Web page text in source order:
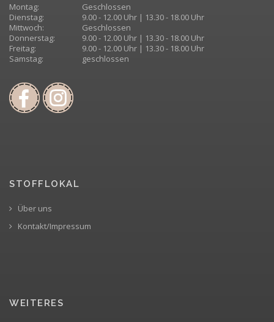
Montag:
Geschlossen
Dienstag:
9.00 - 12.00 Uhr | 13.30 - 18.00 Uhr
Mittwoch:
Geschlossen
Donnerstag:
9.00 - 12.00 Uhr | 13.30 - 18.00 Uhr
Freitag:
9.00 - 12.00 Uhr | 13.30 - 18.00 Uhr
Samstag:
geschlossen
STOFFLOKAL
Über uns
Kontakt/Impressum
WEITERES